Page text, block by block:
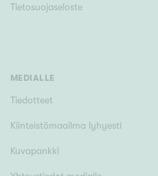
Tietosuojaseloste
MEDIALLE
Tiedotteet
Kiinteistömaailma lyhyesti
Kuvapankki